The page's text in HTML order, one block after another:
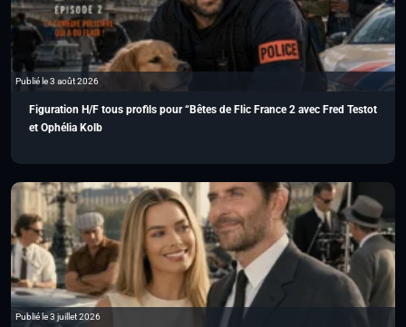
Publié le 3 août 2026
Figuration H/F tous profils pour “Bêtes de Flic France 2 avec Fred Testot
et Ophélia Kolb
Publié le 3 juillet 2026